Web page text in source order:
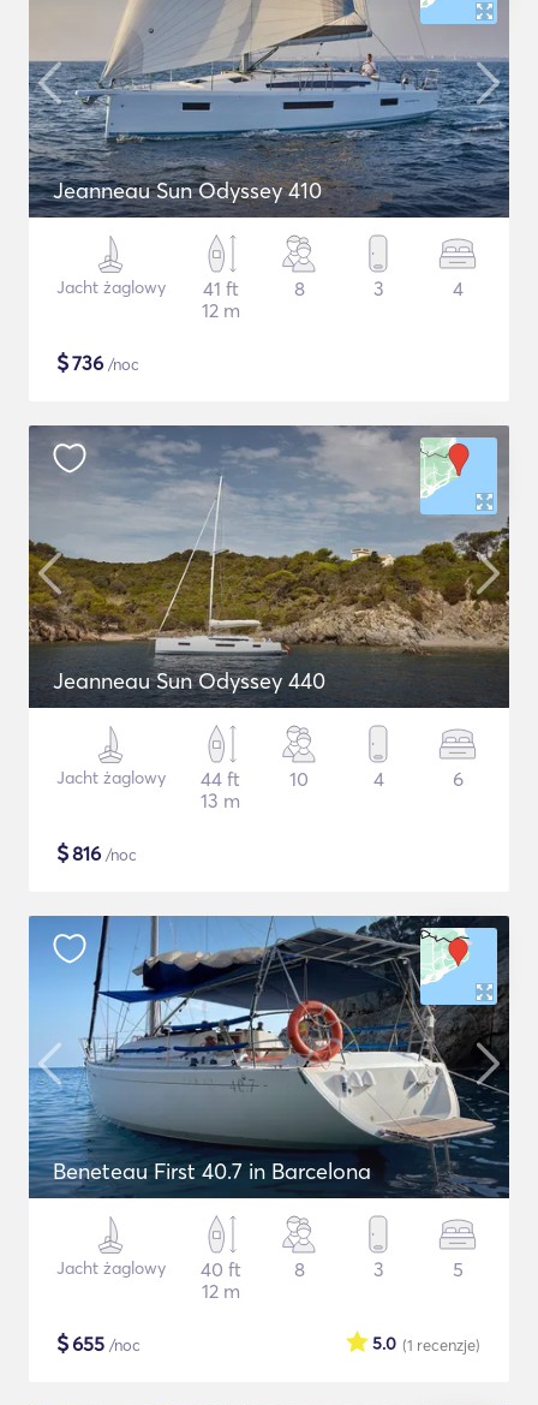
Jeanneau Sun Odyssey 410
Jacht żaglowy
41 ft
12 m
8 3 4
$736 /noc
Jeanneau Sun Odyssey 440
Jacht żaglowy
44 ft
13 m
10 4 6
$816 /noc
Beneteau First 40.7 in Barcelona
Jacht żaglowy
40 ft
12 m
8 3 5
$655 /noc (1 recenzje)
5.0